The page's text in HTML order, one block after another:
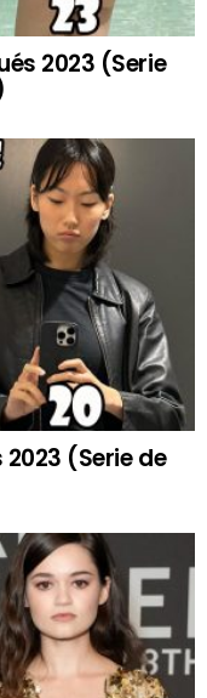
2023 (Serie
(Serie de